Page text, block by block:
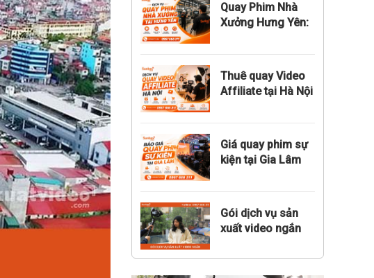
Quay Phim Nhà
Xưởng Hưng Yên:
Giá
Thuê quay Video
Affiliate tại Hà Nội
Giá quay phim sự
kiện tại Gia Lâm
Gói dịch vụ sản
xuất video ngắn
chiến